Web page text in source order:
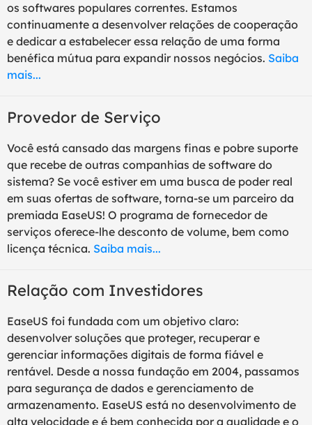
os softwares populares correntes. Estamos
continuamente a desenvolver relações de cooperação
e dedicar a estabelecer essa relação de uma forma
benéfica mútua para expandir nossos negócios. Saiba
mais...
Provedor de Serviço
Você está cansado das margens finas e pobre suporte
que recebe de outras companhias de software do
sistema? Se você estiver em uma busca de poder real
em suas ofertas de software, torna-se um parceiro da
premiada EaseUS! O programa de fornecedor de
serviços oferece-lhe desconto de volume, bem como
licença técnica. Saiba mais...
Relação com Investidores
EaseUS foi fundada com um objetivo claro:
desenvolver soluções que proteger, recuperar e
gerenciar informações digitais de forma fiável e
rentável. Desde a nossa fundação em 2004, passamos
para segurança de dados e gerenciamento de
armazenamento. EaseUS está no desenvolvimento de
alta velocidade e é bem conhecida por a qualidade e o